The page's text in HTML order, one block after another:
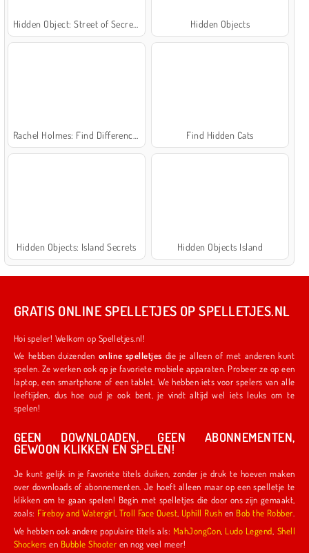
Hidden Objects
Find Hidden Cats
Hidden Objects: Island Secrets Hidden Objects Island
GRATIS ONLINE SPELLETJES OP SPELLETJES.NL
Hoi speler! Welkom op Spelletjes.nl!
We hebben duizenden online spelletjes die je alleen of met anderen kunt
spelen. Ze werken ook op je favoriete mobiele apparaten. Probeer ze op een
laptop, een smartphone of een tablet. We hebben iets voor spelers van alle
leeftijden, dus hoe oud je ook bent, je vindt altijd wel iets leuks om te
spelen!
GEEN DOWNLOADEN, GEEN ABONNEMENTEN,
GEWOON KLIKKEN EN SPELEN!
Je kunt gelijk in je favoriete titels duiken, zonder je druk te hoeven maken
over downloads of abonnementen. Je hoeft alleen maar op een spelletje te
klikken om te gaan spelen! Begin met spelletjes die door ons zijn gemaakt,
zoals:
Fireboy and Watergirl ,Troll Face Quest Uphill Rush en Bob the Robber
We hebben ook andere populaire titels als: MahJongCon Ludo Legend Shell
Shockers en Bubble Shooter en nog veel meer!